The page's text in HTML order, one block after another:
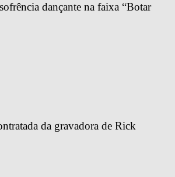
dançante na faixa “Botar
da gravadora de Rick